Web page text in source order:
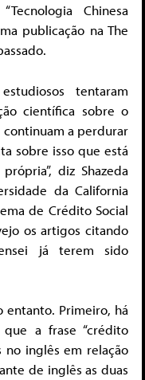
Chinesa
publicação na The
tentaram
científica sobre o
continuam a perdurar
sobre isso que está
diz Shazeda
da California
de Crédito Social
os artigos citando
já terem sido
entanto. Primeiro, há
a frase “crédito
no inglês em relação
de inglês as duas